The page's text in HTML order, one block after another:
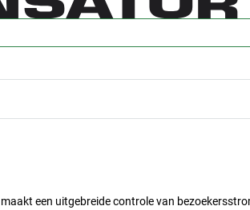
een uitgebreide controle van